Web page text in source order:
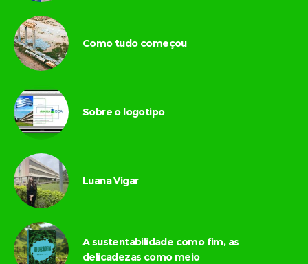
Como tudo começou
Sobre o logotipo
Luana Vigar
A sustentabilidade como fim, as
delicadezas como meio